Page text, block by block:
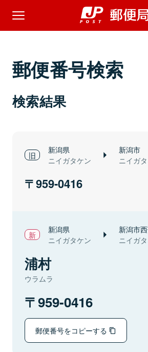
郵便番号検索
検索結果
新潟県
ニイガタケン
新潟市
ニイガ
959-0416
新潟県
ニイガタケン
新潟市
ニイガ
浦村
ウラムラ
959-0416
郵便番号をコピーする